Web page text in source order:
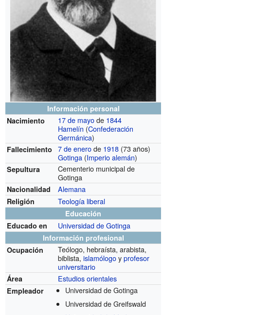
Información personal
Nacimiento
17 de mayode 1844
Hamelín (Confederación
Germánica)
Fallecimiento 7 de enerode 1918 (73 años)
Gotinga (Imperio alemán)
Sepultura
Cementerio municipal de
Gotinga
Nacionalidad Alemana
Religión Teología liberal
Educación
Educado en
Universidad de Gotinga
Información profesional
Ocupación
Teólogo, hebraísta, arabista,
biblista,islamólogoyprofesor
universitario
Área Estudios orientales
Empleador
Universidad de Gotinga
Universidad de Greifswald